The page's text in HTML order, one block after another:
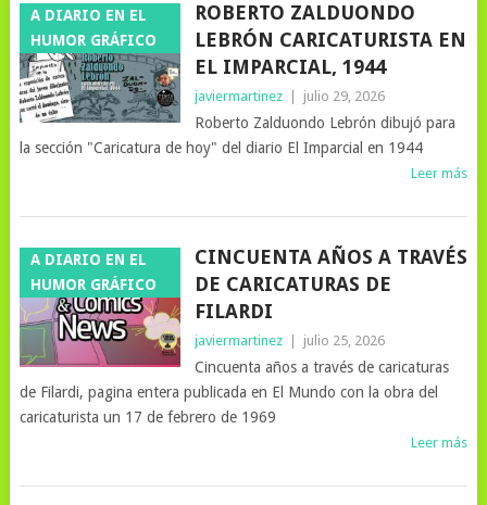
A DIARIO EN EL
HUMOR GRÁFICO
ROBERTO ZALDUONDO
LEBRÓN CARICATURISTA EN
EL IMPARCIAL, 1944
javiermartinez julio 29, 2026
Roberto Zalduondo Lebrón dibujó para
la sección "Caricatura de hoy" del diario El Imparcial en 1944
Leer más
A DIARIO EN EL
HUMOR GRÁFICO
CINCUENTA AÑOS A TRAVÉS
DE CARICATURAS DE
FILARDI
javiermartinez julio 25, 2026
Cincuenta años a través de caricaturas
de Filardi, pagina entera publicada en El Mundo con la obra del
caricaturista un 17 de febrero de 1969
Leer más